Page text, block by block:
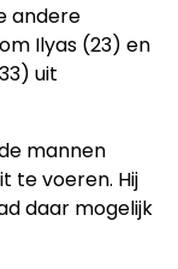
andere
Ilyas (23) en
uit
mannen
te voeren. Hij
daar mogelijk